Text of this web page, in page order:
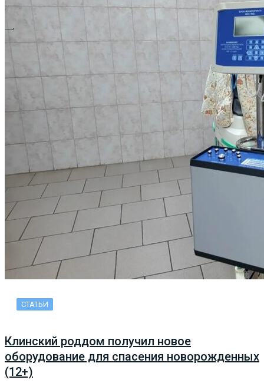
СТАТЬИ
Клинский роддом получил новое
оборудование для спасения новорожденных
(12+)